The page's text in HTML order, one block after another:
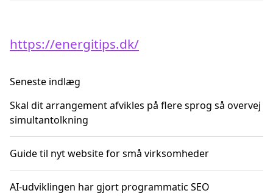
https://energitips.dk/
Seneste indlæg
Skal dit arrangement afvikles på flere sprog så overvej
simultantolkning
Guide til nyt website for små virksomheder
AI-udviklingen har gjort programmatic SEO